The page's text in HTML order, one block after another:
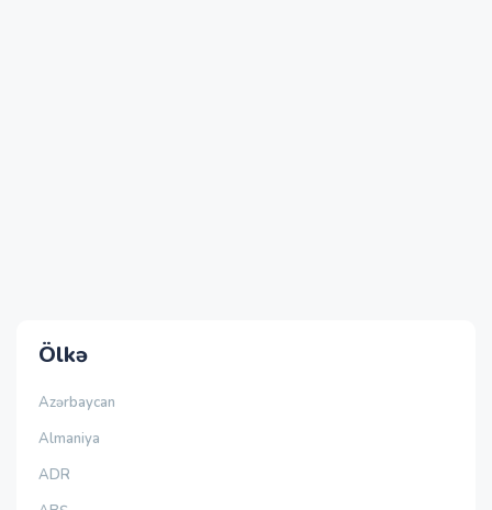
Ölkə
Azərbaycan
Almaniya
ADR